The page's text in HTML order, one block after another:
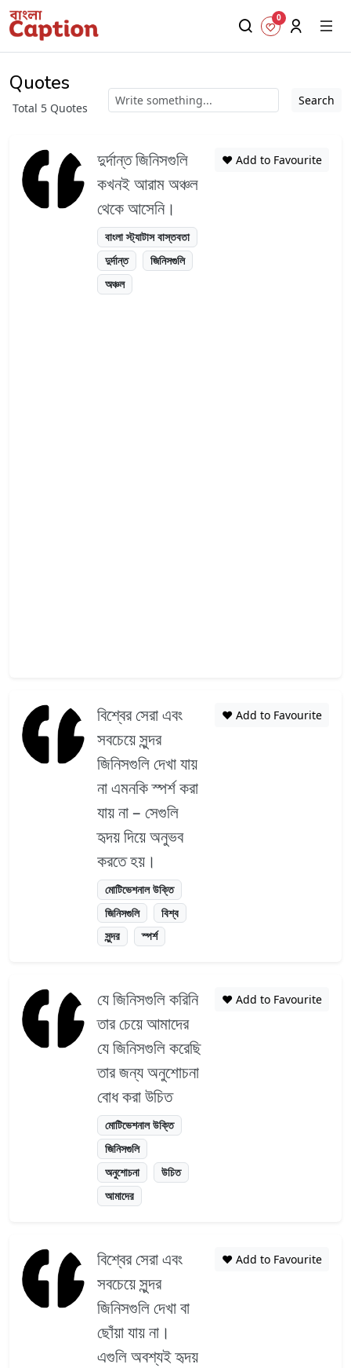
0
Quotes
Total 5 Quotes
Search
দুর্দান্ত জিনিসগুলি
কখনই আরাম অঞ্চল
থেকে আসেনি।
বাংলা স্ট্যাটাস বাস্তবতা
দুর্দান্ত
জিনিসগুলি
অঞ্চল
❤️ Add to Favourite
বিশ্বের সেরা এবং
সবচেয়ে সুন্দর
জিনিসগুলি দেখা যায়
না এমনকি স্পর্শ করা
যায় না – সেগুলি
হৃদয় দিয়ে অনুভব
করতে হয়।
মোটিভেশনাল উক্তি
জিনিসগুলি
বিশ্ব
সুন্দর
স্পর্শ
❤️ Add to Favourite
যে জিনিসগুলি করিনি
তার চেয়ে আমাদের
যে জিনিসগুলি করেছি
তার জন্য অনুশোচনা
বোধ করা উচিত
মোটিভেশনাল উক্তি
জিনিসগুলি
অনুশোচনা
উচিত
আমাদের
❤️ Add to Favourite
বিশ্বের সেরা এবং
সবচেয়ে সুন্দর
জিনিসগুলি দেখা বা
ছোঁয়া যায় না।
এগুলি অবশ্যই হৃদয়
❤️ Add to Favourite